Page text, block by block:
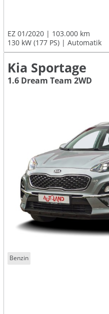
EZ 01/2020
103.000 km
130 kW (177 PS)
Automatik
Kia Sportage
1.6 Dream Team 2WD
Benzin